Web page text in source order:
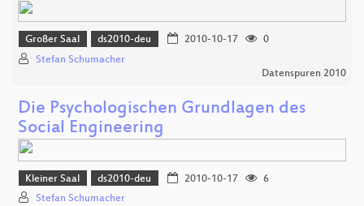
Großer Saal ds2010-deu 2010-10-17
0
Stefan Schumacher
Datenspuren 2010
Die Psychologischen Grundlagen des
Social Engineering
Kleiner Saal ds2010-deu 2010-10-17
6
Stefan Schumacher